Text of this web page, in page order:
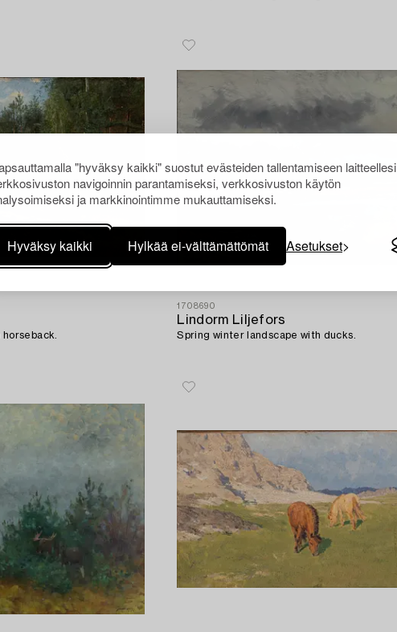
"hyväksy kaikki" suostut evästeiden tallentamiseen laitteellesi
navigoinnin parantamiseksi, verkkosivuston käytön
ja markkinointimme mukauttamiseksi.
Hyväksy kaikki Hylkää ei-välttämättömät Asetukset
1708690
Lindorm Liljefors
Spring winter landscape with ducks.